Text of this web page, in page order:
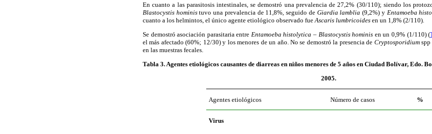
En cuanto a las parasitosis intestinales, se demostró una prevalencia de 27,2% (30/110); siendo los
Blastocystis hoministuvo una prevalencia de 11,8%, seguido de Giardia lamblia (9,2%) y Entamoeba
cuanto a los helmintos, el único agente etiológico observado fue Ascaris lumbricoides en un 1,8% (2/110).
Se demostró asociación parasitaria entre Entamoeba histolytica – Blastocystis hominis en un 0,9% (1/110) (
el más afectado (60%; 12/30) y los menores de un año. No se demostró la presencia de Cryptosporidiumspp
en las muestras fecales.
Tabla 3. Agentes etiológicos causantes de diarreas en niños menores de 5 años en Ciudad Bolívar, Edo.
2005.
Agentes etiológicos Número de casos %
Virus